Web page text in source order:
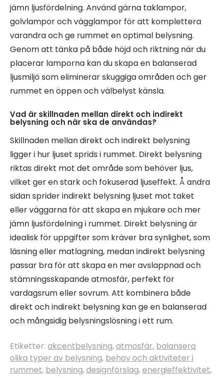
jämn ljusfördelning. Använd gärna taklampor,
golvlampor och vägglampor för att komplettera
varandra och ge rummet en optimal belysning.
Genom att tänka på både höjd och riktning när du
placerar lamporna kan du skapa en balanserad
ljusmiljö som eliminerar skuggiga områden och ger
rummet en öppen och välbelyst känsla.
Vad är skillnaden mellan direkt och indirekt
belysning och när ska de användas?
Skillnaden mellan direkt och indirekt belysning
ligger i hur ljuset sprids i rummet. Direkt belysning
riktas direkt mot det område som behöver ljus,
vilket ger en stark och fokuserad ljuseffekt. Å andra
sidan sprider indirekt belysning ljuset mot taket
eller väggarna för att skapa en mjukare och mer
jämn ljusfördelning i rummet. Direkt belysning är
idealisk för uppgifter som kräver bra synlighet, som
läsning eller matlagning, medan indirekt belysning
passar bra för att skapa en mer avslappnad och
stämningsskapande atmosfär, perfekt för
vardagsrum eller sovrum. Att kombinera både
direkt och indirekt belysning kan ge en balanserad
och mångsidig belysningslösning i ett rum.
Etiketter: akcentbelysning,atmosfär, balansera
olika typer av belysning, behov och aktiviteter i
rummet, belysning,designförslag,energieffektivitet,